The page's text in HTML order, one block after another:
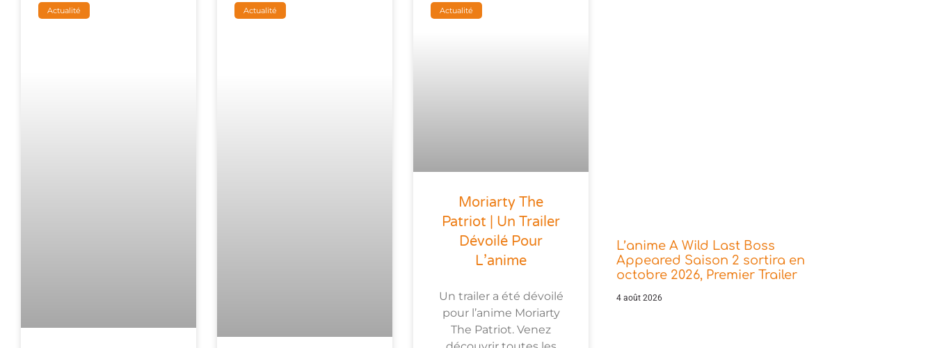
Actualité Actualité Actualité
Moriarty The
Patriot | Un Trailer
Dévoilé Pour
L’anime
Un trailer a été dévoilé
pour l’anime Moriarty
The Patriot. Venez
L’anime A Wild Last Boss
Appeared Saison 2 sortira en
octobre 2026, Premier Trailer
4 août 2026